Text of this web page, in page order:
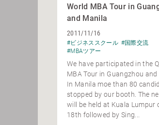
World MBA Tour in
and Manila
2011/11/16
#ビジネススクール #国際交流
#MBAツアー
We have participated in the
MBA Tour in Guangzhou and
In Manila moe than 80
stopped by our booth. The
will be held at Kuala Lumpur
18th followed by Sing...